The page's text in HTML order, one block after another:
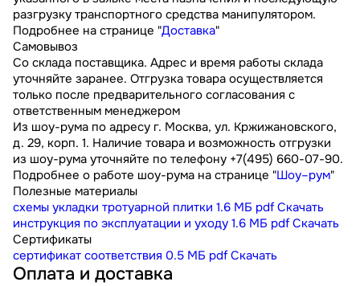
разгрузку транспортного средства манипулятором.
Подробнее на странице "Доставка"
Самовывоз
Со склада поставщика. Адрес и время работы склада
уточняйте заранее. Отгрузка товара осуществляется
только после предварительного согласования с
ответственным менеджером
Из шоу-рума по адресу г. Москва, ул. Кржижановского,
д. 29, корп. 1. Наличие товара и возможность отгрузки
из шоу-рума уточняйте по телефону +7(495) 660-07-90.
Подробнее о работе шоу-рума на странице "Шоу–рум"
Полезные материалы
схемы укладки тротуарной плитки 1.6 МБ pdf Скачать
инструкция по эксплуатации и уходу 1.6 МБ pdf Скачать
Сертификаты
сертификат соответствия 0.5 МБ pdf Скачать
Оплата и доставка